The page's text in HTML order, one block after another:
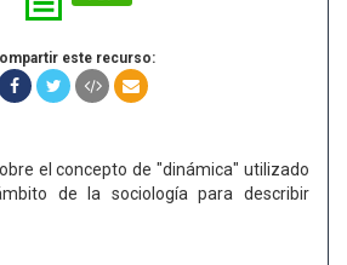
este recurso:
el concepto de "dinámica" utilizado
de la sociología para describir